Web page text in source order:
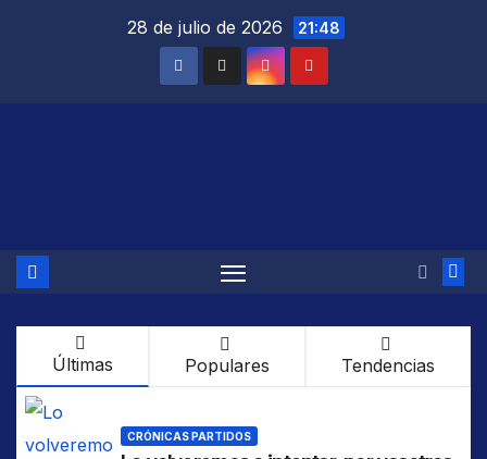
28 de julio de 2026 21:48
Últimas Populares Tendencias
CRÓNICAS PARTIDOS